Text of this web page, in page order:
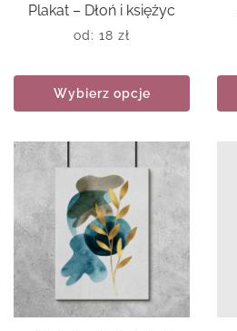
Plakat – Dłoń i księżyc
od: 18 zł
Wybierz opcje